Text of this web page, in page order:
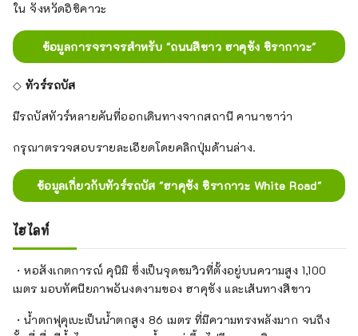
ใน จังหวัดอิชิคาวะ
ข้อมูลการจราจรสำหรับ "ถนนสีขาว ฮาคุซัง ชิรากาวะ"
◇ ทัวร์รถบัส
มีรถบัสทัวร์หลายคันที่ออกเดินทางจากสถานี คานาซาว่า
กรุณาตรวจสอบรายละเอียดโดยคลิกปุ่มด้านล่าง.
ข้อมูลเกี่ยวกับทัวร์รถบัส "ฮาคุซัง ชิรากาวะ White Road"
ไฮไลท์
・หอสังเกตการณ์ คุนิมิ ซึ่งเป็นจุดชมวิวที่ตั้งอยู่บนความสูง 1,100
เมตร มอบทัศนียภาพอันงดงามของ ฮาคุซัง และเส้นทางสีขาว
・น้ำตกฟุคุเบะเป็นน้ำตกสูง 86 เมตร ที่มีความทรงพลังมาก จนถึง